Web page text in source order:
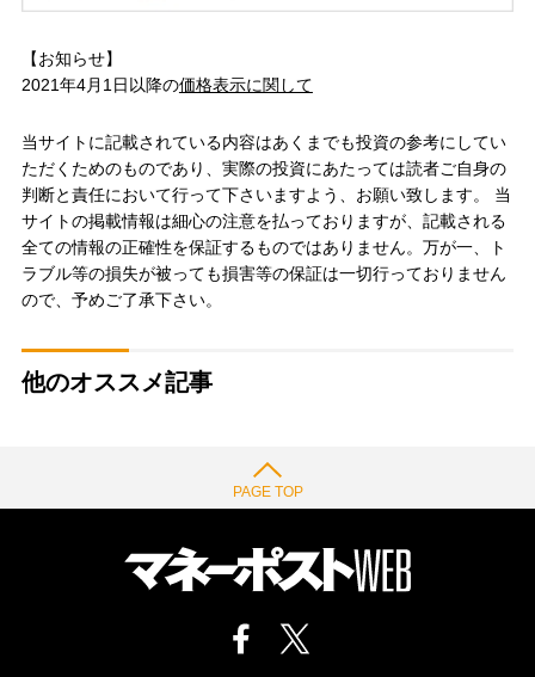
【お知らせ】
2021年4月1日以降の価格表示に関して
当サイトに記載されている内容はあくまでも投資の参考にしてい
ただくためのものであり、実際の投資にあたっては読者ご自身の
判断と責任において行って下さいますよう、お願い致します。 当
サイトの掲載情報は細心の注意を払っておりますが、記載される
全ての情報の正確性を保証するものではありません。万が一、ト
ラブル等の損失が被っても損害等の保証は一切行っておりません
ので、予めご了承下さい。
他のオススメ記事
PAGE TOP